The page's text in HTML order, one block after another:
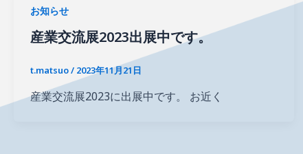
お知らせ
産業交流展2023出展中です。
t.matsuo/ 2023年11月21日
産業交流展2023に出展中です。 お近く